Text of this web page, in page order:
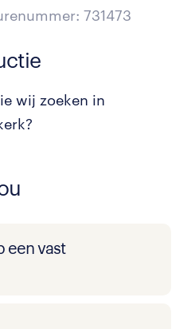
731473
wij zoeken in
een vast